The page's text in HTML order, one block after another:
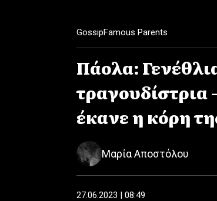
GossipFamous Parents
Πάολα:
τραγουδίστρια
έκανε η κόρη
Μαρία Αποστόλου
27.06.2023 | 08:49